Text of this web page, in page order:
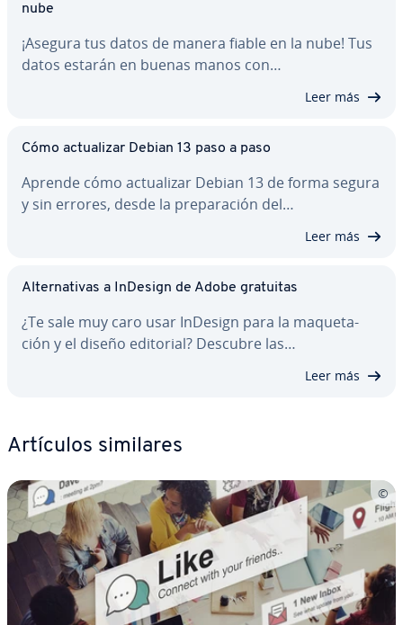
nube
¡Asegura tus datos de manera fiable en la nube! Tus
datos estarán en buenas manos con…
Leer más
Cómo ac­tua­li­zar Debian 13 paso a paso
Aprende cómo ac­tua­li­zar Debian 13 de forma segura
y sin errores, desde la pre­pa­ra­ción del…
Leer más
Al­te­r­na­ti­vas a InDesign de Adobe gratuitas
¿Te sale muy caro usar InDesign para la ma­que­ta­
ción y el diseño editorial? Descubre las…
Leer más
Artículos similares